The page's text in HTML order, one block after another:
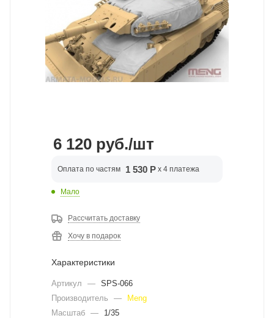
6 120 руб./шт
Оплата по частям 1 530 Р x 4 платежа
Мало
Рассчитать доставку
Хочу в подарок
Характеристики
Артикул — SPS-066
Производитель
—
Meng
Масштаб —
1/35